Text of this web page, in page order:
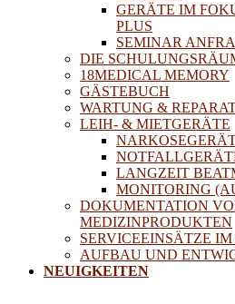
GERÄTE IM
PLUS
SEMINAR
DIE
18MEDICAL MEMORY
GÄSTEBUCH
WARTUNG &
LEIH- & MIETGERÄTE
LANGZEIT
MONITORING
DOKUMENTATION
MEDIZINPRODUKTEN
SERVICEEINSÄTZE
AUFBAU UND
NEUIGKEITEN